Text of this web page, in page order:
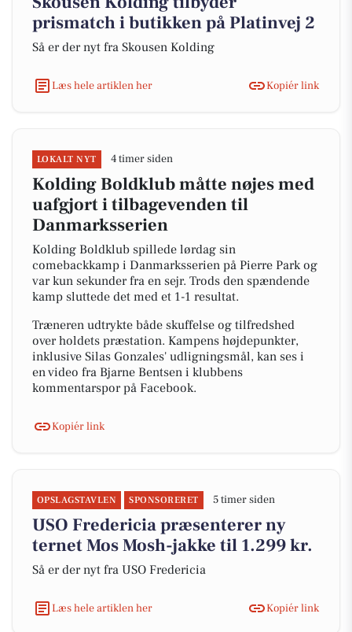
prismatch i butikken på Platinvej 2
Så er der nyt fra Skousen Kolding
Læs hele artiklen her Kopiér link
LOKALT NYT 4 timer siden
Kolding Boldklub måtte nøjes med
uafgjort i tilbagevenden til
Danmarksserien
Kolding Boldklub spillede lørdag sin
comebackkamp i Danmarksserien på Pierre Park og
var kun sekunder fra en sejr. Trods den spændende
kamp sluttede det med et 1-1 resultat.
Træneren udtrykte både skuffelse og tilfredshed
over holdets præstation. Kampens højdepunkter,
inklusive Silas Gonzales' udligningsmål, kan ses i
en video fra Bjarne Bentsen i klubbens
kommentarspor på Facebook.
Kopiér link
OPSLAGSTAVLEN SPONSORERET 5 timer siden
USO Fredericia præsenterer ny
ternet Mos Mosh-jakke til 1.299 kr.
Så er der nyt fra USO Fredericia
Læs hele artiklen her Kopiér link